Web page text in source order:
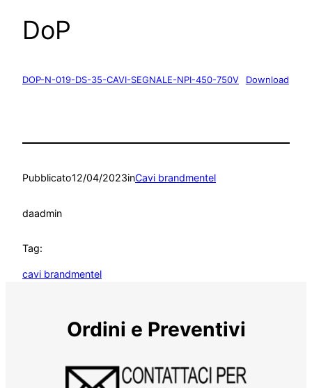
DoP
DOP-N-019-DS-35-CAVI-SEGNALE-NPI-450-750V Download
Pubblicato12/04/2023inCavi brandmentel
daadmin
Tag:
cavi brandmentel
Ordini e Preventivi